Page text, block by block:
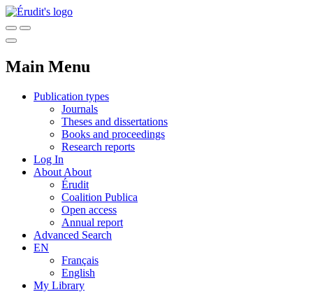
Main Menu
Publication types
Journals
Theses and dissertations
Books and proceedings
Research reports
Log In
About About
Érudit
Coalition Publica
Open access
Annual report
Advanced Search
EN
Français
English
My Library